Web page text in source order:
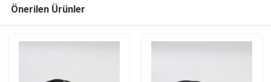
Önerilen Ürünler